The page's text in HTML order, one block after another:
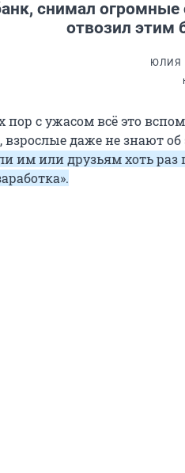
снимал
отвозил этим
ЮЛИЯ
пор с ужасом всё это
взрослые даже не знают об
им или друзьям хоть